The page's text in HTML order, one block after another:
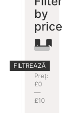
by
price
Preț
minim
Preț
maxim
FILTREAZĂ
Preț:
£0
—
£10